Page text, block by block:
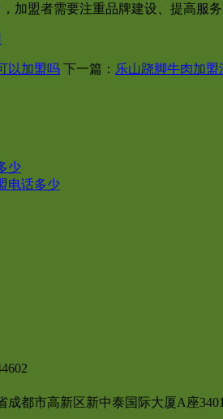
加盟者需要注重品牌建设、提高服
以加盟吗 下一篇： 乐山跷脚牛肉加
少
电话多少
成都市高新区新中泰国际大厦A座3401